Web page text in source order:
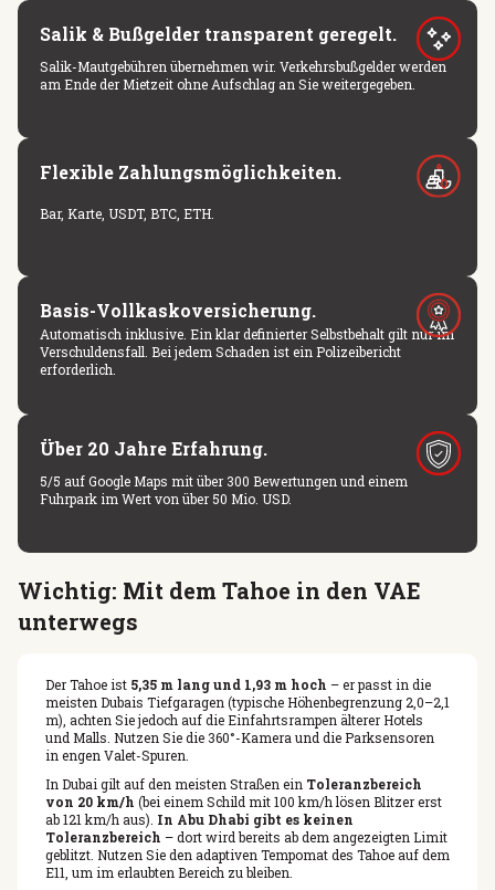
Salik & Bußgelder transparent geregelt.
Salik-Mautgebühren übernehmen wir. Verkehrsbußgelder werden
am Ende der Mietzeit ohne Aufschlag an Sie weitergegeben.
Flexible Zahlungsmöglichkeiten.
Bar, Karte, USDT, BTC, ETH.
Basis-Vollkaskoversicherung.
Automatisch inklusive. Ein klar definierter Selbstbehalt gilt nur im
Verschuldensfall. Bei jedem Schaden ist ein Polizeibericht
erforderlich.
Über 20 Jahre Erfahrung.
5/5 auf Google Maps mit über 300 Bewertungen und einem
Fuhrpark im Wert von über 50 Mio. USD.
Wichtig: Mit dem Tahoe in den VAE
unterwegs
Der Tahoe ist 5,35 m lang und 1,93 m hoch – er passt in die
meisten Dubais Tiefgaragen (typische Höhenbegrenzung 2,0–2,1
m), achten Sie jedoch auf die Einfahrtsrampen älterer Hotels
und Malls. Nutzen Sie die 360°-Kamera und die Parksensoren
in engen Valet-Spuren.
In Dubai gilt auf den meisten Straßen ein Toleranzbereich
von 20 km/h (bei einem Schild mit 100 km/h lösen Blitzer erst
ab 121 km/h aus). In Abu Dhabi gibt es keinen
Toleranzbereich – dort wird bereits ab dem angezeigten Limit
geblitzt. Nutzen Sie den adaptiven Tempomat des Tahoe auf dem
E11, um im erlaubten Bereich zu bleiben.